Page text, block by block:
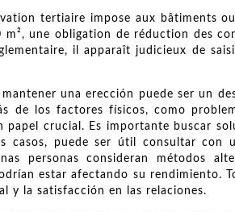
tertiaire impose aux bâtiments
m², une obligation de réduction des
il apparaît judicieux de
una erección puede ser un
de los factores físicos, como
papel crucial. Es importante buscar
casos, puede ser útil consultar
personas consideran métodos
estar afectando su rendimiento.
y la satisfacción en las relaciones.